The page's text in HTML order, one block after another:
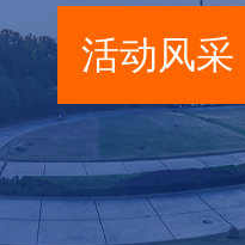
活动风采